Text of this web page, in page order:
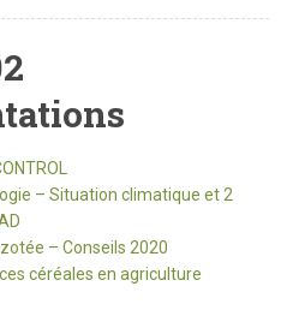
– Situation climatique et 2
– Conseils 2020
céréales en agriculture